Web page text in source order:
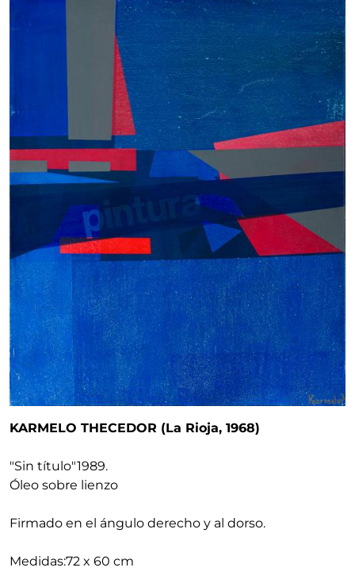
KARMELO THECEDOR (La Rioja, 1968)
"Sin título"1989.
Óleo sobre lienzo
Firmado en el ángulo derecho y al dorso.
Medidas:72 x 60 cm